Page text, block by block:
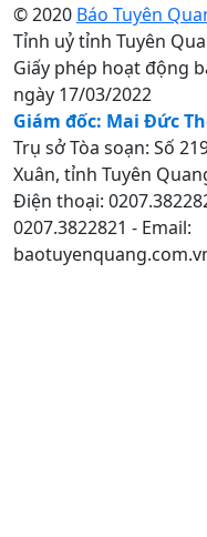
© 2020 Báo Tuyên
Tỉnh uỷ tỉnh Tuyên
Giấy phép hoạt động
ngày 17/03/2022
Giám đốc: Mai Đức
Trụ sở Tòa soạn: Số
Xuân, tỉnh Tuyên
Điện thoại:
0207.3822821 - Email: